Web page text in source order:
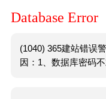
Database Error
(1040) 365建站错误
因：1、数据库密码